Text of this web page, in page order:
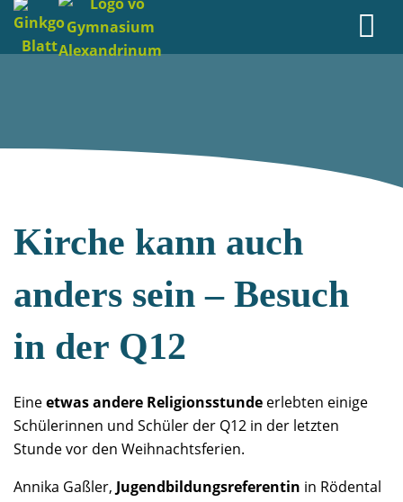
Kirche kann auch
anders sein – Besuch
in der Q12
Eineetwas andere Religionsstunde erlebten einige
Schülerinnen und Schüler der Q12 in der letzten
Stunde vor den Weihnachtsferien.
Annika Gaßler, Jugendbildungsreferentin in Rödental